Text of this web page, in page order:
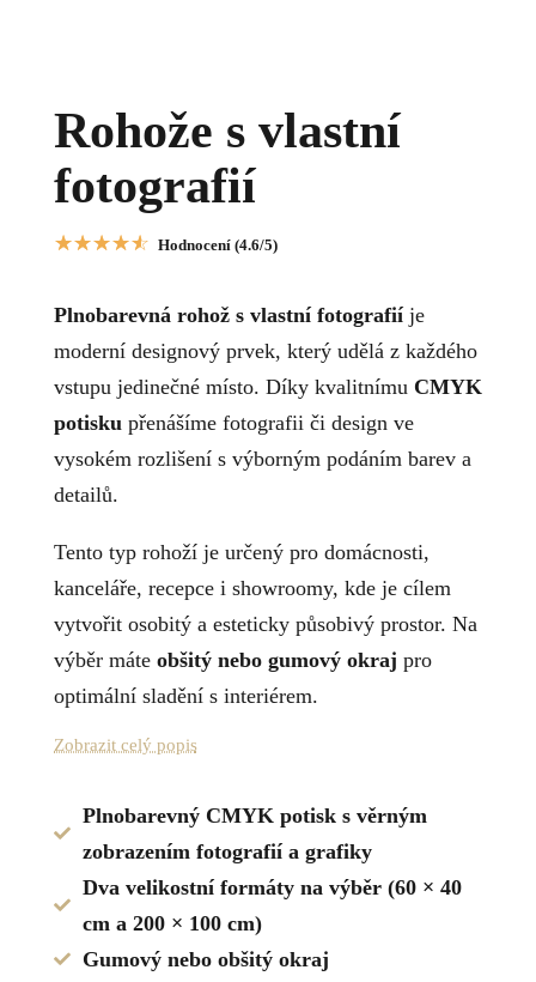
Rohože s vlastní
fotografií
☆☆☆☆☆ Hodnocení (4.6/5)
Plnobarevná rohož s vlastní fotografiíje
moderní designový prvek, který udělá z každého
vstupu jedinečné místo. Díky kvalitnímu CMYK
potiskupřenášíme fotografii či design ve
vysokém rozlišení s výborným podáním barev a
detailů.
Tento typ rohoží je určený pro domácnosti,
kanceláře, recepce i showroomy, kde je cílem
vytvořit osobitý a esteticky působivý prostor. Na
výběr máte obšitý nebo gumový okraj pro
optimální sladění s interiérem.
Zobrazit celý popis

Plnobarevný CMYK potisk s věrným
zobrazením fotografií a grafiky

Dva velikostní formáty na výběr (60 × 40
cm a 200 × 100 cm)
 Gumový nebo obšitý okraj